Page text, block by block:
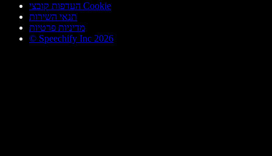
העדפות קובצי Cookie
תנאי השירות
מדיניות פרטיות
© Speechify Inc 2026